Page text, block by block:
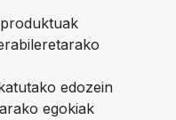
edozein
egokiak